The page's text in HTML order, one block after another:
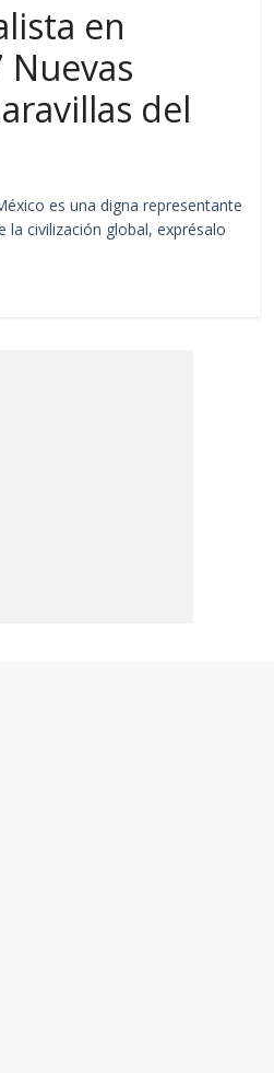
en
Nuevas
del
es una digna representante
la civilización global, exprésalo